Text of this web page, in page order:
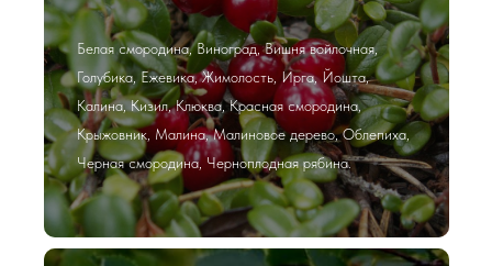
Белая смородина, Виноград, Вишня войлочная,
Голубика, Ежевика, Жимолость, Ирга, Йошта,
Калина, Кизил, Клюква, Красная смородина,
Крыжовник, Малина, Малиновое дерево, Облепиха,
Черная смородина, Черноплодная рябина.